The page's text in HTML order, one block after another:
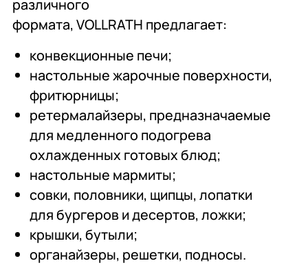
различного
формата, VOLLRATH предлагает:
конвекционные печи;
настольные жарочные поверхности,
фритюрницы;
ретермалайзеры, предназначаемые
для медленного подогрева
охлажденных готовых блюд;
настольные мармиты;
совки, половники, щипцы, лопатки
для бургеров и десертов, ложки;
крышки, бутыли;
органайзеры, решетки, подносы.